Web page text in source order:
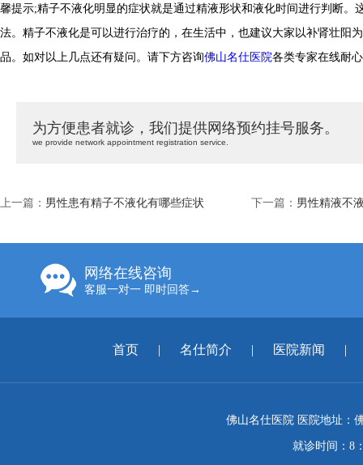
馨提示;精子不液化明显的症状就是通过精液形状和液化时间进行判断。
法。精子不液化是可以进行治疗的，在生活中，也建议大家以补肾壮阳
品。如对以上几点还有疑问。请下方咨询佛山名仕医院各类专家在线耐
为方便患者就诊，我们提供网络预约挂号服务。
we provide network appointment registration service.
上一篇： 男性患有精子不液化有哪些症状 下一篇： 男性精液不
网络在线咨询
客服一对一 即时回答→
首页 | 名仕简介 | 医院新闻 |
佛山名仕医院 医院地址：
就诊时间：8